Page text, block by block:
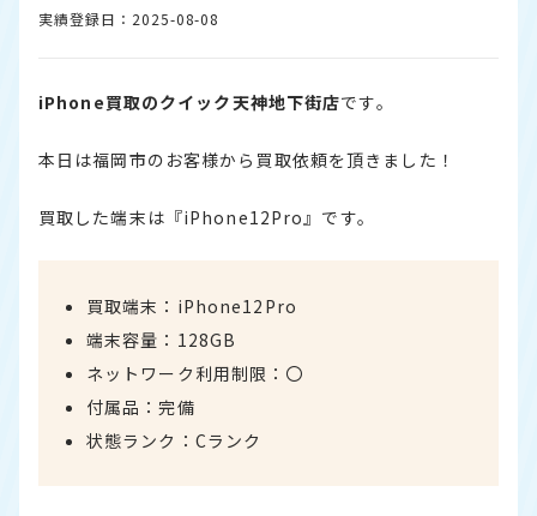
実績登録日：2025-08-08
iPhone買取のクイック天神地下街店です。
本日は福岡市のお客様から買取依頼を頂きました！
買取した端末は『iPhone12Pro』です。
買取端末：iPhone12Pro
端末容量：128GB
ネットワーク利用制限：〇
付属品：完備
状態ランク：Cランク